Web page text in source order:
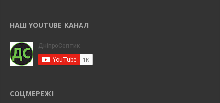
НАШ YOUTUBE КАНАЛ
СОЦМЕРЕЖІ